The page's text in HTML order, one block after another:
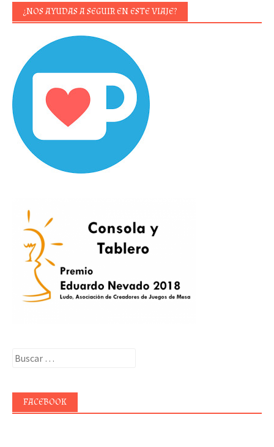
¿NOS AYUDAS A SEGUIR EN ESTE VIAJE?
Buscar:
FACEBOOK